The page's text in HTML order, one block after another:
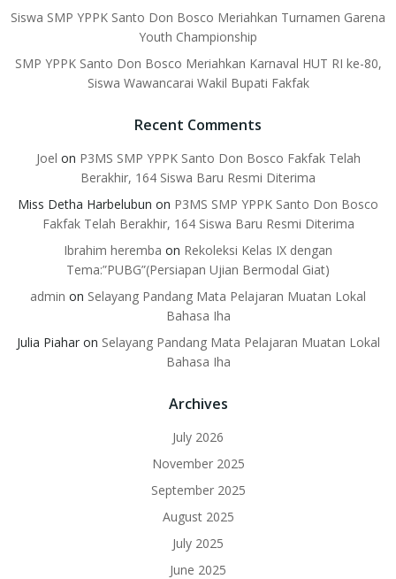
Siswa SMP YPPK Santo Don Bosco Meriahkan Turnamen Garena
Youth Championship
SMP YPPK Santo Don Bosco Meriahkan Karnaval HUT RI ke-80,
Siswa Wawancarai Wakil Bupati Fakfak
Recent Comments
Joel on P3MS SMP YPPK Santo Don Bosco Fakfak Telah
Berakhir, 164 Siswa Baru Resmi Diterima
Miss Detha Harbelubun on P3MS SMP YPPK Santo Don Bosco
Fakfak Telah Berakhir, 164 Siswa Baru Resmi Diterima
Ibrahim heremba on Rekoleksi Kelas IX dengan
Tema:”PUBG”(Persiapan Ujian Bermodal Giat)
admin on Selayang Pandang Mata Pelajaran Muatan Lokal
Bahasa Iha
Julia Piaharon Selayang Pandang Mata Pelajaran Muatan Lokal
Bahasa Iha
Archives
July 2026
November 2025
September 2025
August 2025
July 2025
June 2025